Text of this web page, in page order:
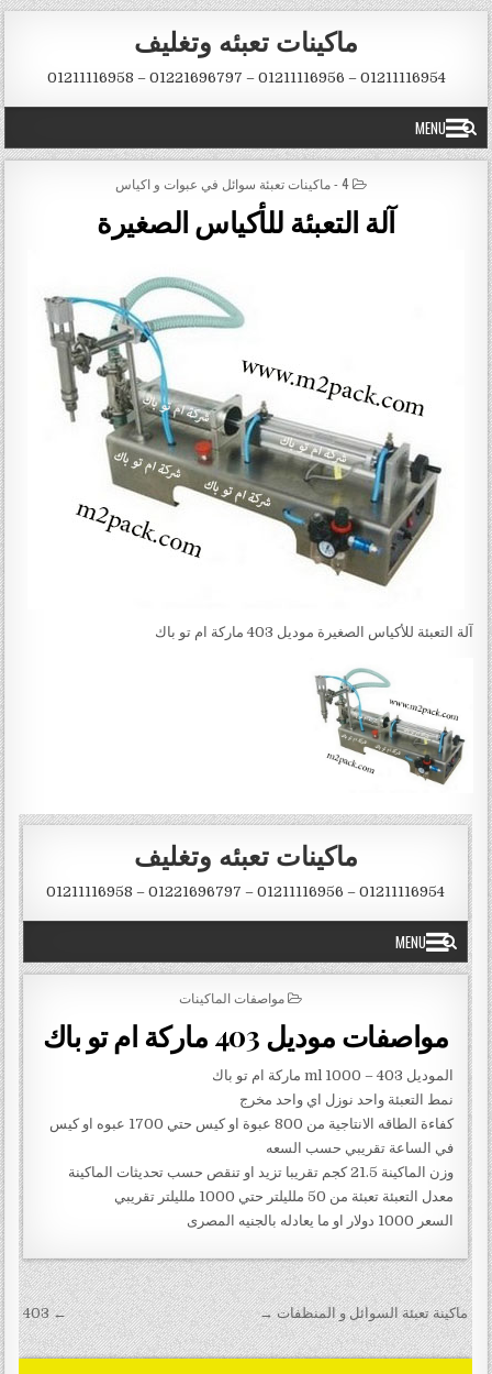
Skip to content
ماكينات تعبئه وتغليف
01211116954 – 01211116956 – 01221696797 – 01211116958
MENU
POSTED IN
4 - ماكينات تعبئة سوائل في عبوات و اكياس
آلة التعبئة للأكياس الصغيرة
آلة التعبئة للأكياس الصغيرة موديل 403 ماركة ام تو باك